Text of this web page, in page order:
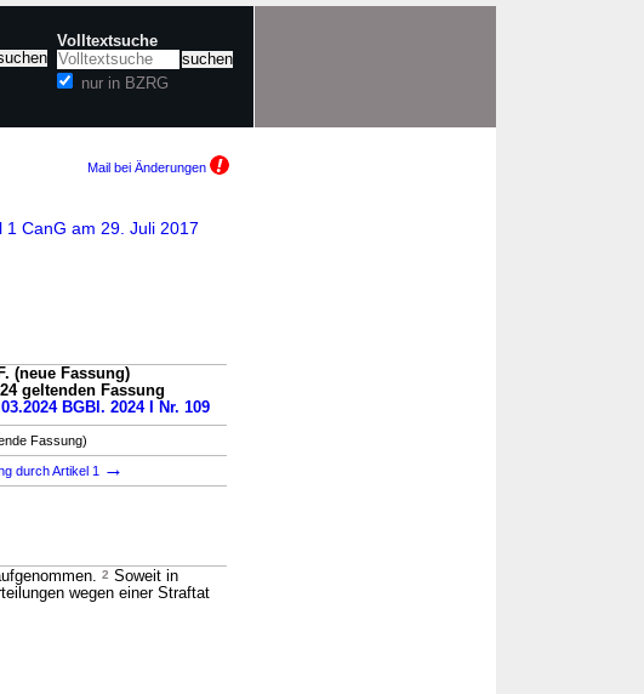
Volltextsuche
nur in BZRG
Mail bei Änderungen
CanG am 29. Juli 2017
(neue Fassung)
geltenden Fassung
BGBl. 2024 I Nr. 109
Fassung)
durch Artikel 1 →
2 Soweit in
wegen einer Straftat